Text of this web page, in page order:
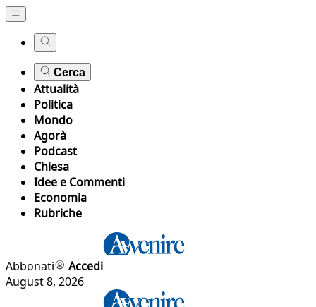
Cerca
Attualità
Politica
Mondo
Agorà
Podcast
Chiesa
Idee e Commenti
Economia
Rubriche
Abbonati
Accedi
August 8, 2026